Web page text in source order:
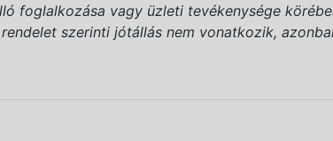
foglalkozása vagy üzleti tevékenysége
szerinti jótállás nem vonatkozik,